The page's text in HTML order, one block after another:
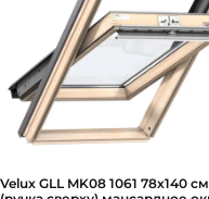
Velux GLL MK08 1061 78х140 см